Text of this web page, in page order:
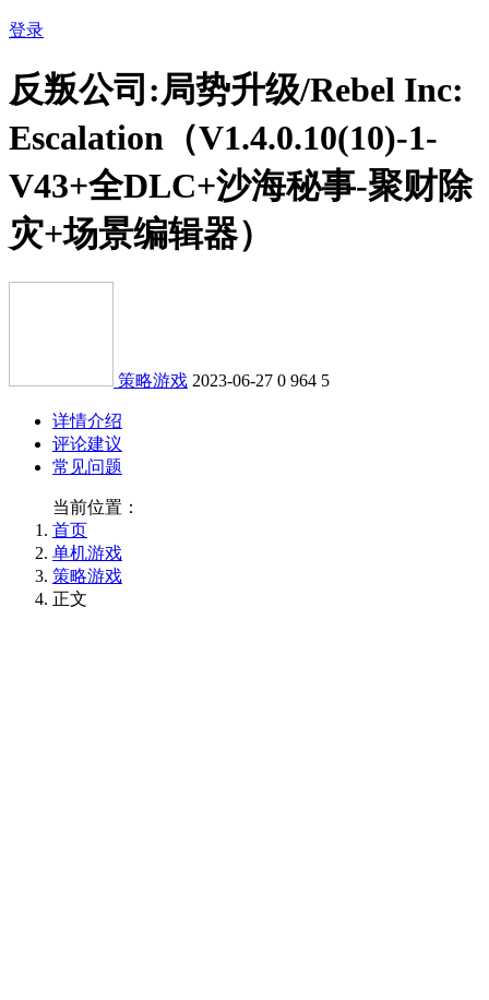
登录
反叛公司:局势升级/Rebel Inc:
Escalation（V1.4.0.10(10)-1-
V43+全DLC+沙海秘事-聚财除
灾+场景编辑器）
策略游戏 2023-06-27 0 964 5
详情介绍
评论建议
常见问题
当前位置：
首页
单机游戏
策略游戏
正文